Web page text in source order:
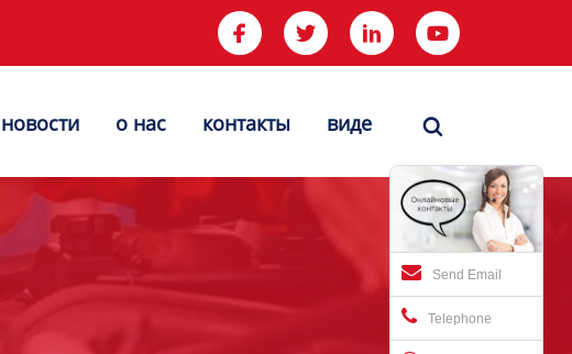
   
новости о нас контакты виде 
Send Email
Telephone